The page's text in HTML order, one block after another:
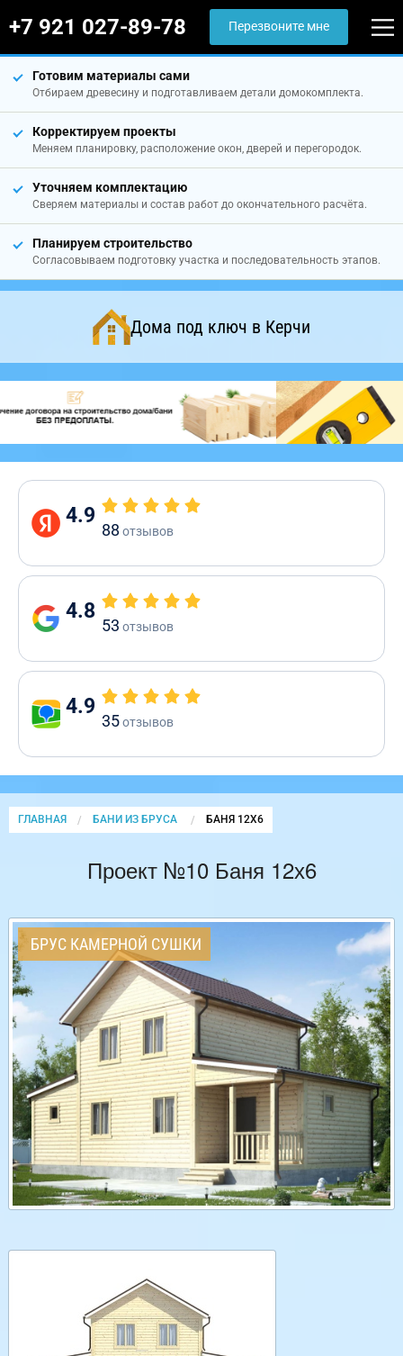
+7 921 027-89-78 Перезвоните мне
Готовим материалы сами
Отбираем древесину и подготавливаем детали домокомплекта.
Корректируем проекты
Меняем планировку, расположение окон, дверей и перегородок.
Уточняем комплектацию
Сверяем материалы и состав работ до окончательного расчёта.
Планируем строительство
Согласовываем подготовку участка и последовательность этапов.
Дома под ключ в Керчи
4.9
88 отзывов
4.8
53 отзывов
4.9
35отзывов
ГЛАВНАЯ БАНИ ИЗ БРУСА CURRENT:
БАНЯ 12Х6
Проект №10 Баня 12х6
БРУС КАМЕРНОЙ СУШКИ